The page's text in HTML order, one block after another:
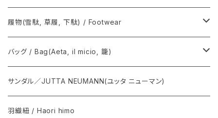
OUTDOOR KIMONO / アウトドア キモノ
T.T / ティーティー
NEAT / ニート
COMOLI / コモリ
Graphpaper / グラフペーパー
履物(雪駄, 草履, 下駄) / Footwear
雪駄, 草履 / Setta, Zori
下駄 / Geta
その他 / Others
バッグ / Bag(Aeta, il micio, 籠)
Aeta / アエタ, CHACOLI / チャコリ
Il micio / イルミーチョ
サンダル／JUTTA NEUMANN(ユッタ ニューマン)
羽織紐 / Haori himo